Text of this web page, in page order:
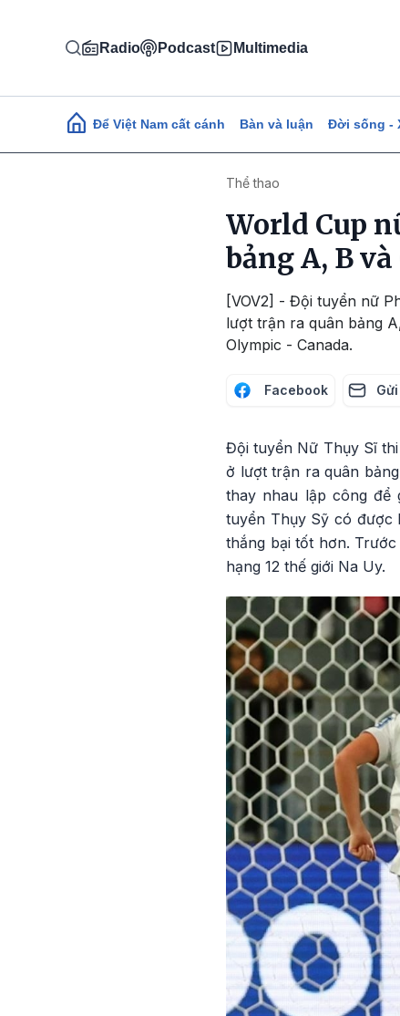
Radio Podcast Multimedia
Main navigation
Để Việt Nam cất cánh Bàn và luận Đời sống -
Thể thao
World Cup
bảng A, B và
[VOV2] - Đội tuyển nữ
lượt trận ra quân bảng
Olympic - Canada.
Facebook
Đội tuyển Nữ Thụy Sĩ
ở lượt trận ra quân
thay nhau lập công để
tuyển Thụy Sỹ có được
thắng bại tốt hơn.
hạng 12 thế giới Na Uy.